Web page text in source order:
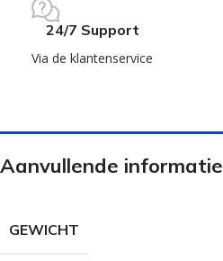
24/7 Support
Via de klantenservice
Aanvullende informatie
GEWICHT